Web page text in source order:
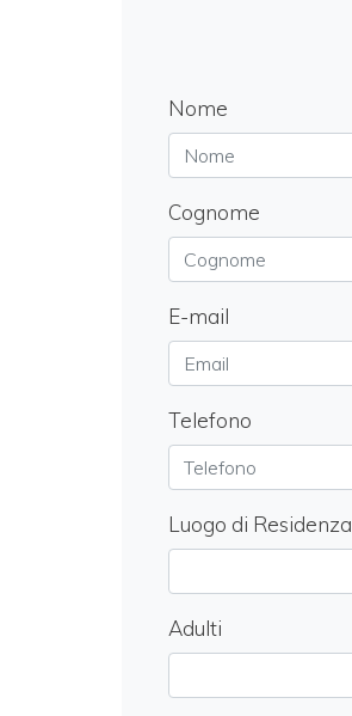
Nome
Cognome
E-mail
Telefono
Luogo di Residenza
Adulti